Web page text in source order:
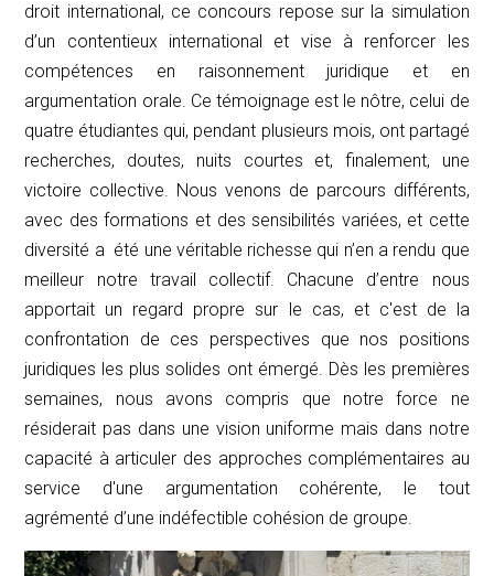
droit international, ce concours repose sur la simulation
d’un contentieux international et vise à renforcer les
compétences en raisonnement juridique et en
argumentation orale. Ce témoignage est le nôtre, celui de
quatre étudiantes qui, pendant plusieurs mois, ont partagé
recherches, doutes, nuits courtes et, finalement, une
victoire collective. Nous venons de parcours différents,
avec des formations et des sensibilités variées, et cette
diversité a été une véritable richesse qui n’en a rendu que
meilleur notre travail collectif. Chacune d’entre nous
apportait un regard propre sur le cas, et c'est de la
confrontation de ces perspectives que nos positions
juridiques les plus solides ont émergé. Dès les premières
semaines, nous avons compris que notre force ne
résiderait pas dans une vision uniforme mais dans notre
capacité à articuler des approches complémentaires au
service d'une argumentation cohérente, le tout
agrémenté d’une indéfectible cohésion de groupe.